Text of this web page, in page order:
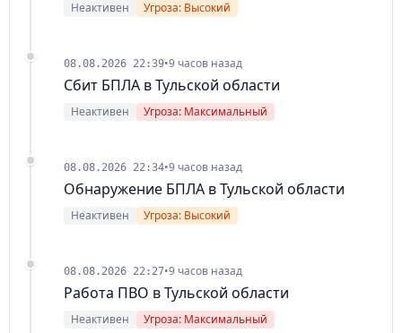
Неактивен Угроза: Высокий
08.08.2026 22:39•9 часов назад
Сбит БПЛА в Тульской области
Неактивен Угроза: Максимальный
08.08.2026 22:34•9 часов назад
Обнаружение БПЛА в Тульской области
Неактивен Угроза: Высокий
08.08.2026 22:27•9 часов назад
Работа ПВО в Тульской области
Неактивен Угроза: Максимальный